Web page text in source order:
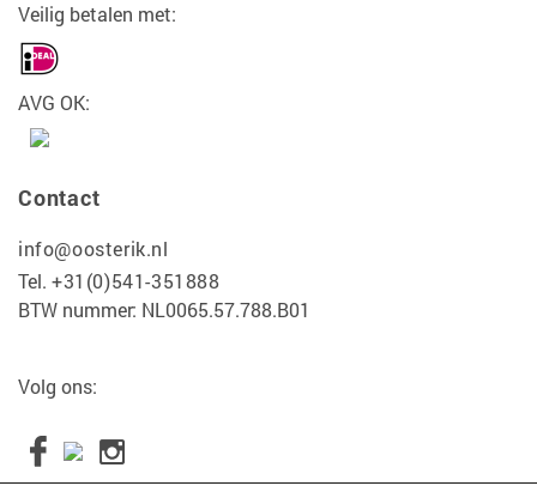
Veilig betalen met:
AVG OK:
Contact
info@oosterik.nl
Tel. +31(0)541-351888
BTW nummer: NL0065.57.788.B01
Volg ons: